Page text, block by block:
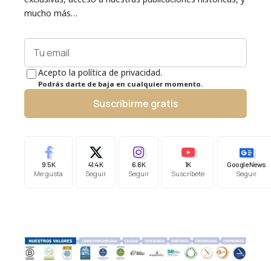
mucho más…
Acepto la política de privacidad.
Podrás darte de baja en cualquier momento.
Suscribirme gratis
9.5K
Me gusta
41.4K
Seguir
6.6K
Seguir
1K
Suscríbete
Google News
Seguir